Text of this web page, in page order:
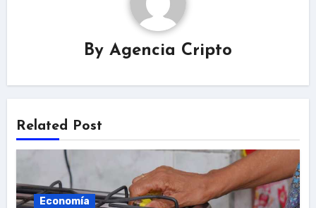
By Agencia Cripto
Related Post
Economía